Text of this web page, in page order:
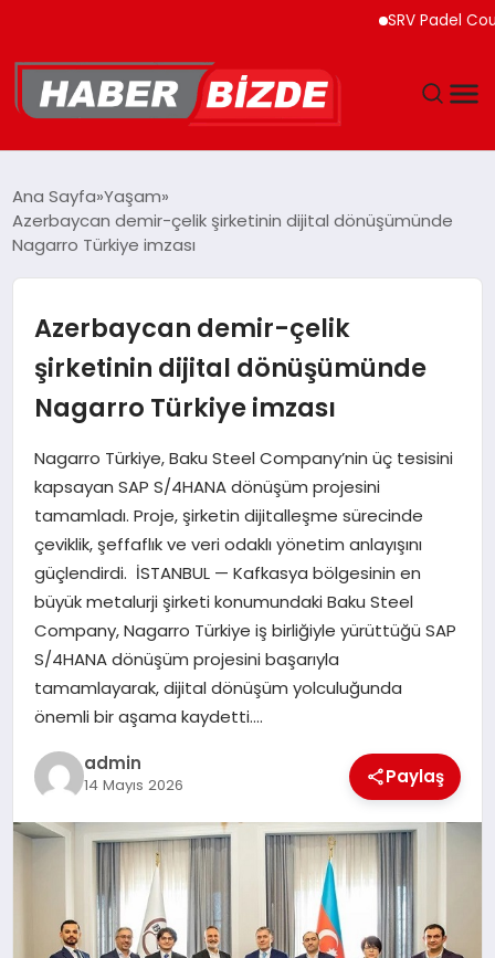
SRV Padel Court,
YAŞAM
MAGAZIN
SPOR
TEKNOLOJI
Ana Sayfa Yaşam
Azerbaycan demir-çelik şirketinin dijital dönüşümünde
Nagarro Türkiye imzası
Azerbaycan demir-çelik
şirketinin dijital dönüşümünde
Nagarro Türkiye imzası
Nagarro Türkiye, Baku Steel Company’nin üç tesisini
kapsayan SAP S/4HANA dönüşüm projesini
tamamladı. Proje, şirketin dijitalleşme sürecinde
çeviklik, şeffaflık ve veri odaklı yönetim anlayışını
güçlendirdi. İSTANBUL — Kafkasya bölgesinin en
büyük metalurji şirketi konumundaki Baku Steel
Company, Nagarro Türkiye iş birliğiyle yürüttüğü SAP
S/4HANA dönüşüm projesini başarıyla
tamamlayarak, dijital dönüşüm yolculuğunda
önemli bir aşama kaydetti….
admin
14 Mayıs 2026 Paylaş